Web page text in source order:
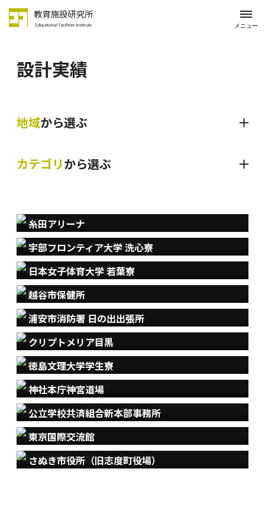
メニュー
設計実績
地域から選ぶ
カテゴリから選ぶ
糸田アリーナ
宇部フロンティア大学 洗心寮
日本女子体育大学 若葉寮
越谷市保健所
浦安市消防署 日の出出張所
クリプトメリア目黒
徳島文理大学学生寮
神社本庁神宮道場
公立学校共済組合新本部事務所
東京国際交流館
さぬき市役所（旧志度町役場）